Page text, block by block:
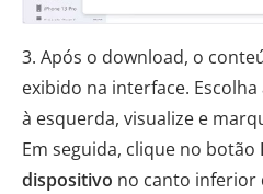
3. Após o download, o
exibido na interface. Escolha
à esquerda, visualize e
Em seguida, clique no botão
dispositivo no canto inferior